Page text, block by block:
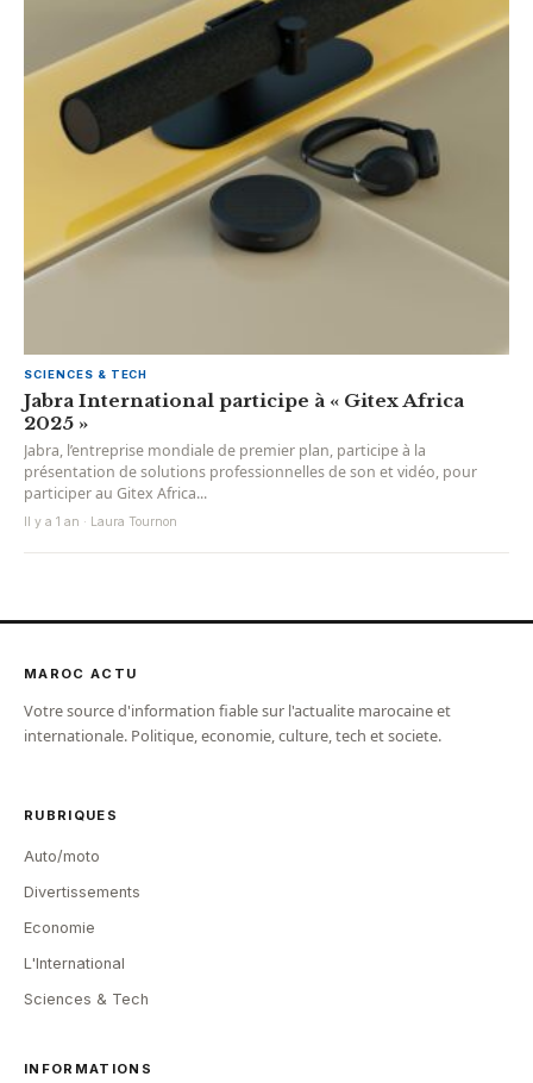
SCIENCES & TECH
Jabra International participe à « Gitex Africa
2025 »
Jabra, l’entreprise mondiale de premier plan, participe à la
présentation de solutions professionnelles de son et vidéo, pour
participer au Gitex Africa...
Il y a 1 an · Laura Tournon
MAROC ACTU
Votre source d'information fiable sur l'actualite marocaine et
internationale. Politique, economie, culture, tech et societe.
RUBRIQUES
Auto/moto
Divertissements
Economie
L'International
Sciences & Tech
INFORMATIONS